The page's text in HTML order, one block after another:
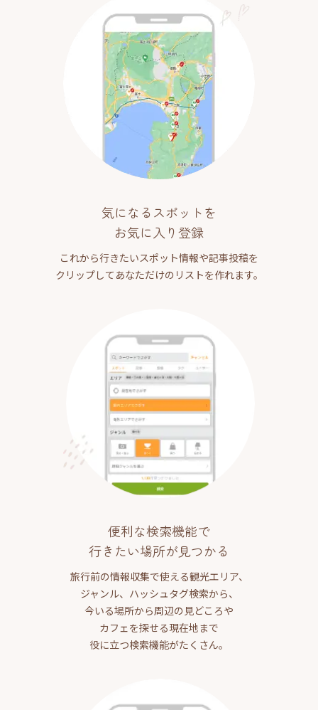
気になるスポットを
お気に入り登録
これから行きたいスポット情報や記事投稿を
クリップしてあなただけのリストを作れます。
便利な検索機能で
行きたい場所が見つかる
旅行前の情報収集で使える観光エリア、
ジャンル、ハッシュタグ検索から、
今いる場所から周辺の見どころや
カフェを探せる現在地まで
役に立つ検索機能がたくさん。